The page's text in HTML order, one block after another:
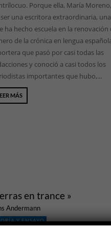
Porque ella, María
una escritora extraordinaria,
ha hecho escuela en la renovación
de la crónica en lengua
que pasó por casi todas las
y conoció a casi todos los
importantes que hubo,...
MÁS
en trance »
Andermann
Y ENSAYO